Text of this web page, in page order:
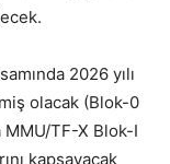
2026 yılı
olacak (Blok-0
MMU/TF-X Blok-I
kapsayacak